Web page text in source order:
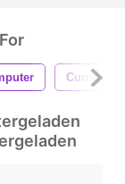
Currency